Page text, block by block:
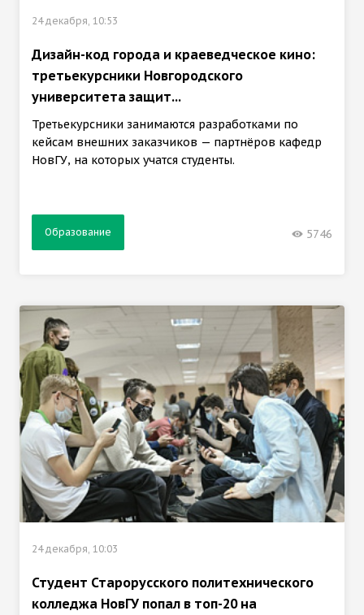
24 декабря, 10:53
Дизайн-код города и краеведческое кино:
третьекурсники Новгородского
университета защит...
Третьекурсники занимаются разработками по
кейсам внешних заказчиков — партнёров кафедр
НовГУ, на которых учатся студенты.
Образование 5746
24 декабря, 10:03
Студент Старорусского политехнического
колледжа НовГУ попал в топ-20 на